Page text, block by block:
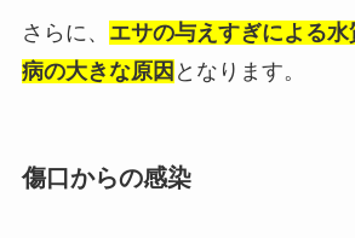
さらに、 エサの与えすぎによる
病の大きな原因 となります。
傷口からの感染